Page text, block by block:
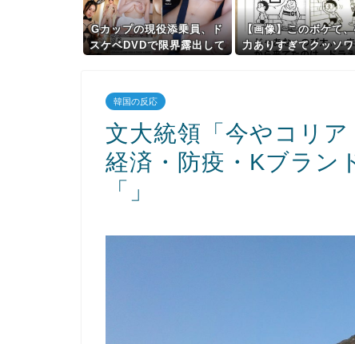
Gカップの現役添乗員、ド
スケベDVDで限界露出して
出！！新作「聖なる山」の
動画＆画像まとめ！
【画像】このボケて
力ありすぎてクッソ
韓国の反応
文大統領「今やコリア
経済・防疫・Kブラン
「」